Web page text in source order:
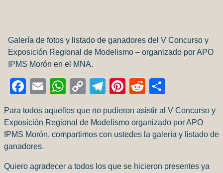
Galería de fotos y listado de ganadores del V Concurso y
Exposición Regional de Modelismo – organizado por APO
IPMS Morón en el MNA.
Facebook
EmailWhatsApp
CopyTelegram
Pinterest
Reddit
Para todos aquellos que no pudieron asistir al V Concurso y
Exposición Regional de Modelismo organizado por APO
IPMS Morón, compartimos con ustedes la galería y listado de
ganadores.
Quiero agradecer a todos los que se hicieron presentes ya